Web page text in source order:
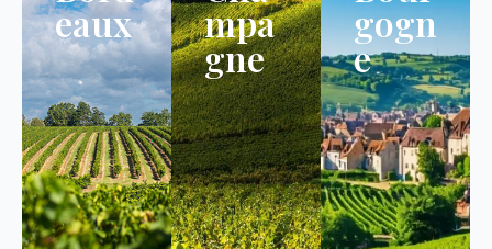
eaux mpa
gne
gogn
e